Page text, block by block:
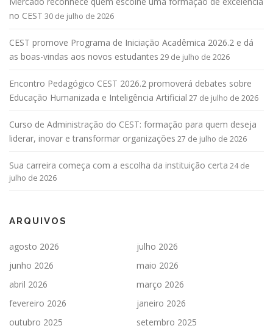
no CEST 30 de julho de 2026
CEST promove Programa de Iniciação Acadêmica 2026.2 e dá
as boas-vindas aos novos estudantes 29 de julho de 2026
Encontro Pedagógico CEST 2026.2 promoverá debates sobre
Educação Humanizada e Inteligência Artificial 27 de julho de 2026
Curso de Administração do CEST: formação para quem deseja
liderar, inovar e transformar organizações 27 de julho de 2026
Sua carreira começa com a escolha da instituição certa 24 de
julho de 2026
ARQUIVOS
agosto 2026
julho 2026
junho 2026
maio 2026
abril 2026
março 2026
fevereiro 2026
janeiro 2026
outubro 2025
setembro 2025